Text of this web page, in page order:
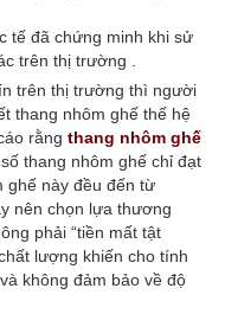
tế đã chứng minh khi sử
trên thị trường .
trên thị trường thì người
thang nhôm ghế thế hệ
rằng thang nhôm ghế
thang nhôm ghế chỉ đạt
ghế này đều đến từ
nên chọn lựa thương
phải “tiền mất tật
lượng khiến cho tính
không đảm bảo về độ